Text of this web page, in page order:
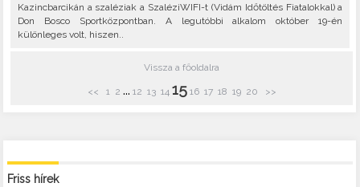
Kazincbarcikán a szaléziak a SzaléziWIFI-t (Vidám Időtöltés Fiatalokkal) a
Don Bosco Sportközpontban. A legutóbbi alkalom október 19-én
különleges volt, hiszen..
Vissza a főoldalra
<< 1 2 ... 12 13 14 15 16 17 18 19 20 >>
Friss hírek